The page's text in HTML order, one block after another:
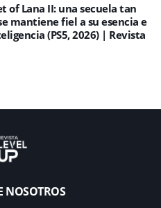
of Lana II: una secuela tan
mantiene fiel a su esencia e
(PS5, 2026) | Revista
NOSOTROS